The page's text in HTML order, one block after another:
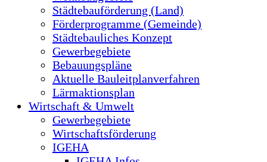
Städtebauförderung (Land)
Förderprogramme (Gemeinde)
Städtebauliches Konzept
Gewerbegebiete
Bebauungspläne
Aktuelle Bauleitplanverfahren
Lärmaktionsplan
Wirtschaft & Umwelt
Gewerbegebiete
Wirtschaftsförderung
IGEHA